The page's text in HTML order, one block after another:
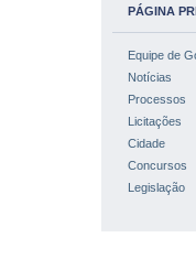
PÁGINA
Equipe de
Notícias
Processos
Licitações
Cidade
Concursos
Legislação